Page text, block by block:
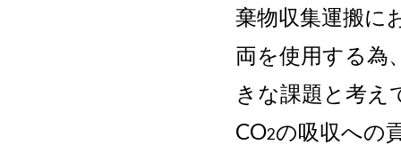
棄物収集運搬に
両を使用する為
きな課題と考え
CO2の吸収への